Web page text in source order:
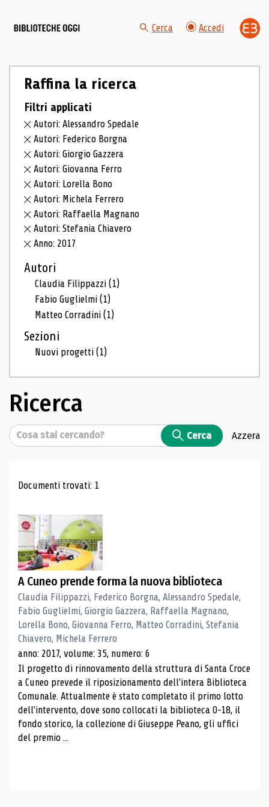
Cerca Accedi
Raffina la ricerca
Filtri applicati
Autori: Alessandro Spedale
Autori: Federico Borgna
Autori: Giorgio Gazzera
Autori: Giovanna Ferro
Autori: Lorella Bono
Autori: Michela Ferrero
Autori: Raffaella Magnano
Autori: Stefania Chiavero
Anno: 2017
Autori
Claudia Filippazzi(1)
Fabio Guglielmi(1)
Matteo Corradini(1)
Sezioni
Nuovi progetti(1)
Ricerca
Cerca Cerca Azzera
Risultati di ricerca
Documenti trovati: 1
A Cuneo prende forma la nuova biblioteca
Claudia Filippazzi, Federico Borgna, Alessandro Spedale,
Fabio Guglielmi, Giorgio Gazzera, Raffaella Magnano,
Lorella Bono, Giovanna Ferro, Matteo Corradini, Stefania
Chiavero, Michela Ferrero
anno: 2017, volume: 35, numero: 6
Il progetto di rinnovamento della struttura di Santa Croce
a Cuneo prevede il riposizionamento dell'intera Biblioteca
Comunale. Attualmente è stato completato il primo lotto
dell'intervento, dove sono collocati la biblioteca 0-18, il
fondo storico, la collezione di Giuseppe Peano, gli uffici
del premio ...